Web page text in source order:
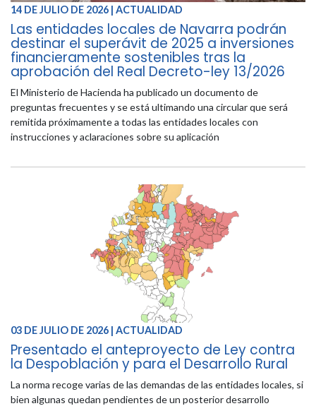
14 DE JULIO DE 2026 | ACTUALIDAD
Las entidades locales de Navarra podrán
destinar el superávit de 2025 a inversiones
financieramente sostenibles tras la
aprobación del Real Decreto-ley 13/2026
El Ministerio de Hacienda ha publicado un documento de
preguntas frecuentes y se está ultimando una circular que será
remitida próximamente a todas las entidades locales con
instrucciones y aclaraciones sobre su aplicación
03 DE JULIO DE 2026 | ACTUALIDAD
Presentado el anteproyecto de Ley contra
la Despoblación y para el Desarrollo Rural
La norma recoge varias de las demandas de las entidades locales, si
bien algunas quedan pendientes de un posterior desarrollo